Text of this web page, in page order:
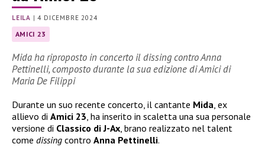
LEILA |4 DICEMBRE 2024
AMICI 23
Mida ha riproposto in concerto il dissing contro Anna
Pettinelli, composto durante la sua edizione di Amici di
Maria De Filippi
Durante un suo recente concerto, il cantante Mida, ex
allievo di Amici 23, ha inserito in scaletta una sua personale
versione di Classico di J-Ax, brano realizzato nel talent
come dissing contro Anna Pettinelli.